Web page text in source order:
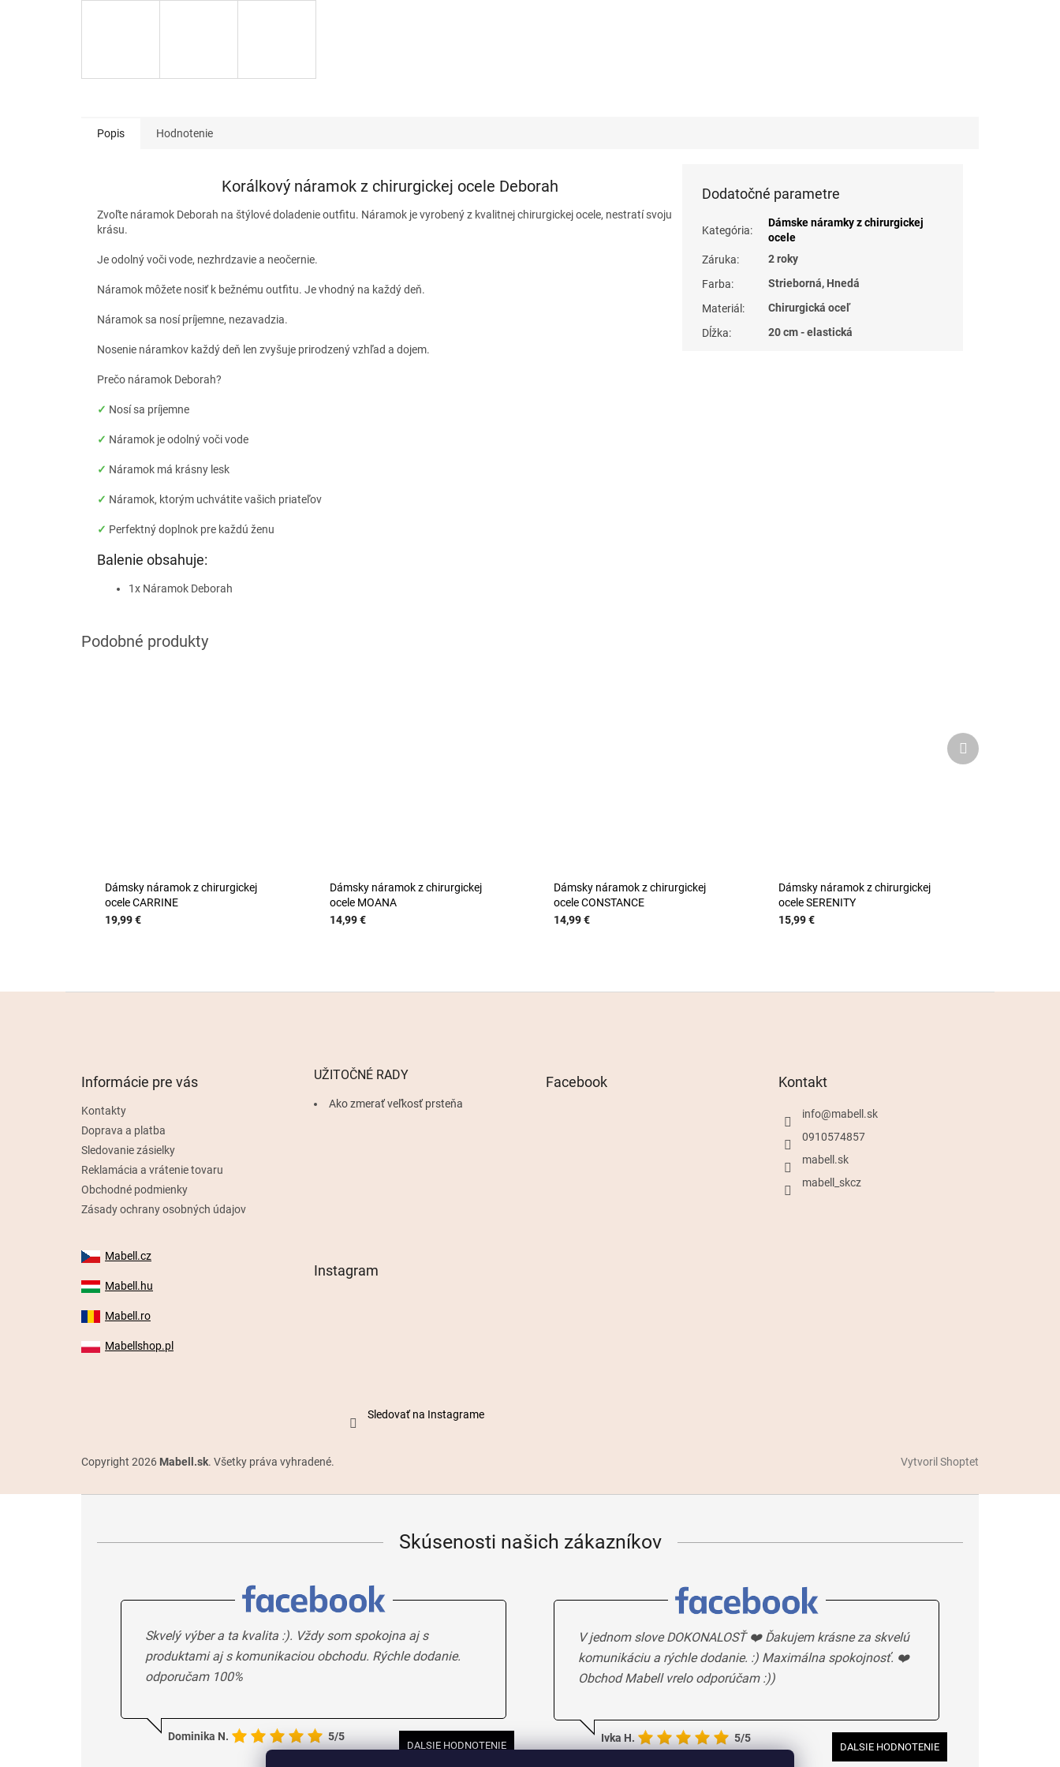
Popis Hodnotenie
Korálkový náramok z chirurgickej ocele Deborah
Zvoľte náramok Deborah na štýlové doladenie outfitu. Náramok je vyrobený z kvalitnej chirurgickej ocele, nestratí svoju
krásu.
Je odolný voči vode, nezhrdzavie a neočernie.
Náramok môžete nosiť k bežnému outfitu. Je vhodný na každý deň.
Náramok sa nosí príjemne, nezavadzia.
Nosenie náramkov každý deň len zvyšuje prirodzený vzhľad a dojem.
Prečo náramok Deborah?
✓ Nosí sa príjemne
✓ Náramok je odolný voči vode
✓ Náramok má krásny lesk
✓ Náramok, ktorým uchvátite vašich priateľov
✓ Perfektný doplnok pre každú ženu
Balenie obsahuje:
1x Náramok Deborah
Dodatočné parametre
Kategória:
Dámske náramky z chirurgickej
ocele
Záruka:
2 roky
Farba:
Strieborná, Hnedá
Materiál :
Chirurgická oceľ
Dĺžka: 20 cm - elastická
Dámsky náramok z chirurgickej
ocele CARRINE
19,99 €
Dámsky náramok z chirurgickej
ocele MOANA
14,99 €
Dámsky náramok z chirurgickej
ocele CONSTANCE
14,99 €
Dámsky náramok z chirurgickej
ocele SERENITY
15,99 €
Ďalší
produkt
Informácie pre vás
Kontakty
Doprava a platba
Sledovanie zásielky
Reklamácia a vrátenie tovaru
Obchodné podmienky
Zásady ochrany osobných údajov
UŽITOČNÉ RADY
Ako zmerať veľkosť prsteňa
Facebook Kontakt
info@mabell.sk
0910574857
mabell.sk
mabell_skcz
Mabell.cz
Mabell.hu
Mabell.ro
Mabellshop.pl
Instagram
Sledovať na Instagrame
Vytvoril Shoptet
Copyright 2026 Mabell.sk. Všetky práva vyhradené.
Skúsenosti našich zákazníkov
Skvelý výber a ta kvalita :). Vždy som spokojna aj s
produktami aj s komunikaciou obchodu. Rýchle dodanie.
odporučam 100%
Dominika N. 5/5
DALSIE HODNOTENIE
V jednom slove DOKONALOSŤ ❤️ Ďakujem krásne za skvelú
komunikáciu a rýchle dodanie. :) Maximálna spokojnosť. ❤️
Obchod Mabell vrelo odporúčam :))
Ivka H. 5/5
DALSIE HODNOTENIE